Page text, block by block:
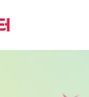
는